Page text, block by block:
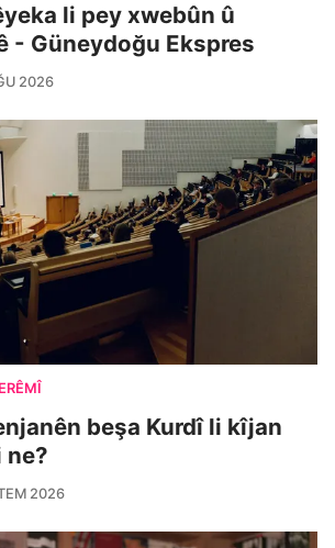
li pey xwebûn û
- Güneydoğu Ekspres
2026
beşa Kurdî li kîjan
ne?
2026